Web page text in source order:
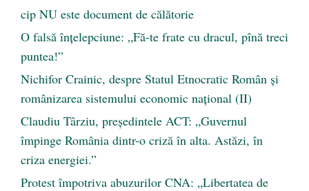
cip NU este document de călătorie
O falsă înțelepciune: „Fă-te frate cu dracul, pînă treci
puntea!”
Nichifor Crainic, despre Statul Etnocratic Român şi
românizarea sistemului economic naţional (II)
Claudiu Târziu, președintele ACT: „Guvernul
împinge România dintr-o criză în alta. Astăzi, în
criza energiei.”
Protest împotriva abuzurilor CNA: „Libertatea de